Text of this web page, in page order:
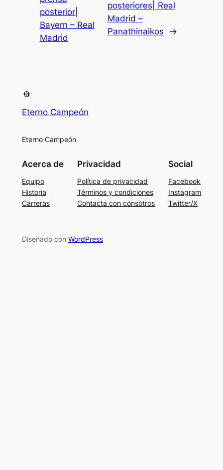
posterior|
Bayern – Real
Madrid
posteriores| Real
Madrid –
Panathinaikos
→
Eterno Campeón
Eterno Campeón
Acerca de
Equipo
Historia
Carreras
Privacidad
Política de privacidad
Términos y condiciones
Contacta con consotros
Social
Facebook
Instagram
Twitter/X
Diseñado con WordPress